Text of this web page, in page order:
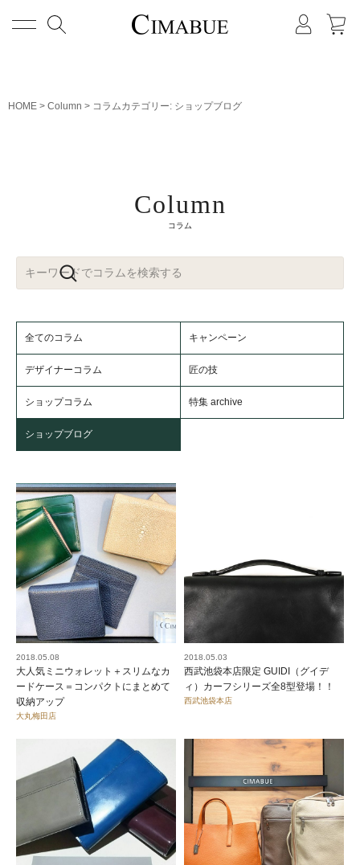
メニュー
HOME Column コラムカテゴリー: ショップブログ
Column
コラム
全てのコラム キャンペーン
デザイナーコラム 匠の技
ショップコラム 特集 archive
ショップブログ
2018.05.08
大人気ミニウォレット＋スリムなカ
ードケース＝コンパクトにまとめて
収納アップ
大丸梅田店
2018.05.03
西武池袋本店限定 GUIDI（グイデ
ィ）カーフシリーズ全8型登場！！
西武池袋本店